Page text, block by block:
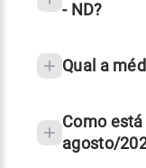
- ND?
Qual a
Como
agosto/